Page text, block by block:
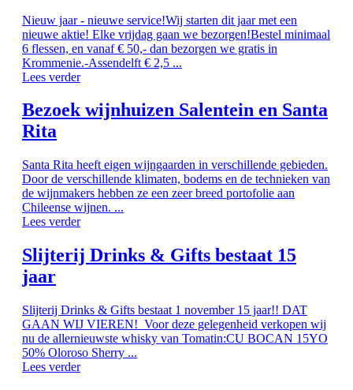
Nieuw jaar - nieuwe service!Wij starten dit jaar met een
nieuwe aktie! Elke vrijdag gaan we bezorgen!Bestel minimaal
6 flessen, en vanaf € 50,- dan bezorgen we gratis in
Krommenie.-Assendelft € 2,5 ...
Lees verder
Bezoek wijnhuizen Salentein en Santa
Rita
Santa Rita heeft eigen wijngaarden in verschillende gebieden.
Door de verschillende klimaten, bodems en de technieken van
de wijnmakers hebben ze een zeer breed portofolie aan
Chileense wijnen. ...
Lees verder
Slijterij Drinks & Gifts bestaat 15
jaar
Slijterij Drinks & Gifts bestaat 1 november 15 jaar!! DAT
GAAN WIJ VIEREN! Voor deze gelegenheid verkopen wij
nu de allernieuwste whisky van Tomatin:CU BOCAN 15YO
50% Oloroso Sherry ...
Lees verder